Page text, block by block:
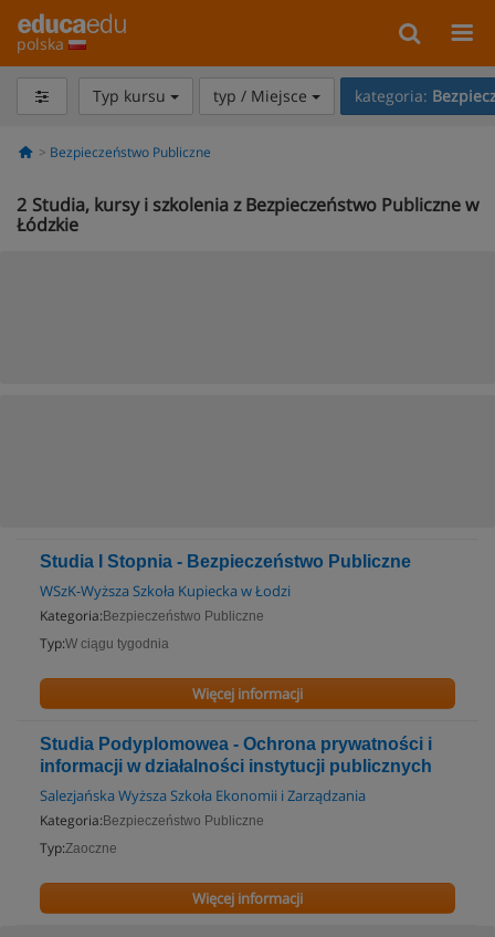
polska
Typ kursu typ / Miejsce kategoria:
Bezpieczeństwo Publiczne
2 Studia, kursy i szkolenia z Bezpieczeństwo Publiczne w
Łódzkie
Studia I Stopnia - Bezpieczeństwo Publiczne
WSzK-Wyższa Szkoła Kupiecka w Łodzi
Kategoria: Bezpieczeństwo Publiczne
Typ:W ciągu tygodnia
Więcej informacji
Studia Podyplomowea - Ochrona prywatności i
informacji w działalności instytucji publicznych
Salezjańska Wyższa Szkoła Ekonomii i Zarządzania
Kategoria: Bezpieczeństwo Publiczne
Typ:Zaoczne
Więcej informacji